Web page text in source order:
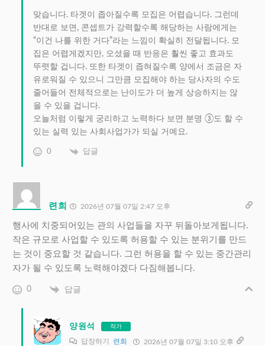
맞습니다. 타겟이 좁아질수록 모집은 어렵습니다. 그런데
반대로 보면, 콘셉트가 강력할수록 해당하는 사람에게는
“이건 나를 위한 거다”라는 느낌이 확실히 전달됩니다. 모
집은 어렵게겠지만, 오셨을 때 반응은 훨씬 좋고 효과도
뚜렷할 겁니다. 또한 타겟이 좁혀질수록 양에서 조금은 자
유로워질 수 있으니 그만큼 모집해야 하는 당사자의 수도
줄어들어 전체적으로는 난이도가 더 높게 상승하지는 않
을 수 있을 겁니다.
오늘처럼 이렇게 궁리하고 노력하다 보면 분명 ③도 할 수
있는 실력 있는 사회사업가가 되실 거예요.
0 답글
련희 2026년 07월 07일 2:47 오후
행사에 치중되어있는 관의 사업들을 자꾸 뒤돌아보게됩니다.
작은 규모로 사업할 수 있도록 허용할 수 있는 분위기를 만드
는 것이 중요할 것 같습니다. 그런 허용을 할 수 있는 중간관리
자가 될 수 있도록 노력해야겠다 다짐해봅니다.
0 답글
양원석 작가
답장하기 련희 2026년 07월 07일 3:10 오후